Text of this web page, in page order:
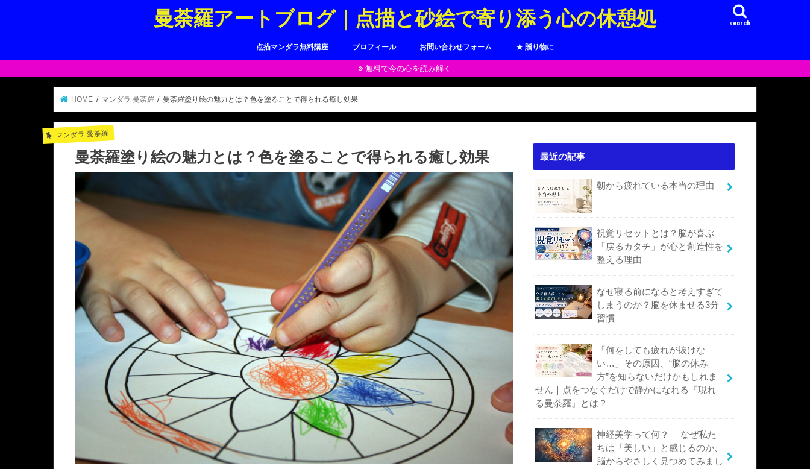
曼荼羅アートブログ｜点描と砂絵で寄り添う心の休憩処 search
点描マンダラ無料講座 プロフィール お問い合わせフォーム ★ 贈り物に
無料で今の心を読み解く
HOME マンダラ 曼荼羅 曼荼羅塗り絵の魅力とは？色を塗ることで得られる癒し効果
マンダラ 曼荼羅
曼荼羅塗り絵の魅力とは？色を塗ることで得られる癒し効果 最近の記事
朝から疲れている本当の理由
視覚リセットとは？脳が喜ぶ
「戻るカタチ」が心と創造性を
整える理由
なぜ寝る前になると考えすぎて
しまうのか？脳を休ませる3分
習慣
「何をしても疲れが抜けな
い…」その原因、“脳の休み
方”を知らないだけかもしれま
せん｜点をつなぐだけで静かになれる『現れ
る曼荼羅』とは？
神経美学って何？― なぜ私た
ちは「美しい」と感じるのか、
脳からやさしく見つめてみまし